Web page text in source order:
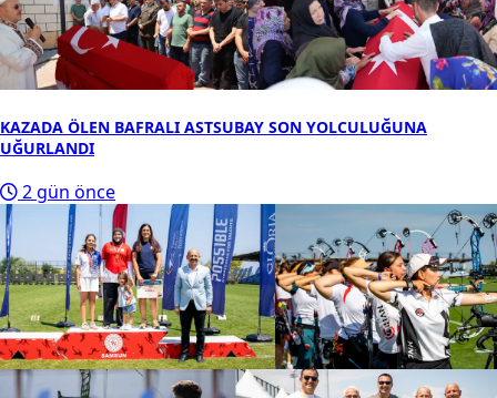
KAZADA ÖLEN BAFRALI ASTSUBAY SON YOLCULUĞUNA
UĞURLANDI
2 gün önce